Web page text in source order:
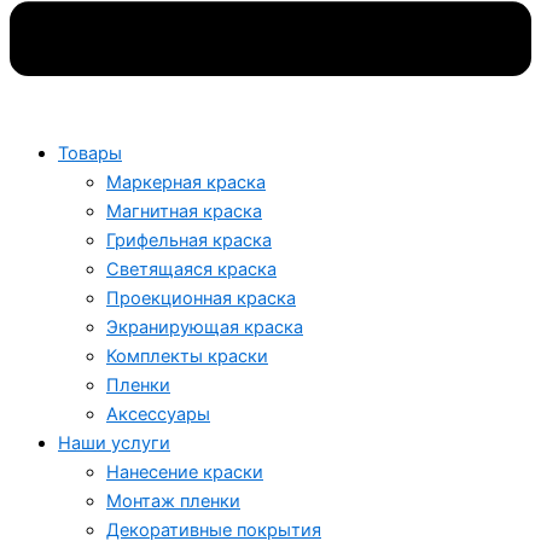
Товары
Маркерная краска
Магнитная краска
Грифельная краска
Светящаяся краска
Проекционная краска
Экранирующая краска
Комплекты краски
Пленки
Аксессуары
Наши услуги
Нанесение краски
Монтаж пленки
Декоративные покрытия